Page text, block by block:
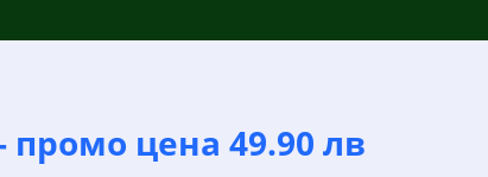
промо цена 49.90 лв